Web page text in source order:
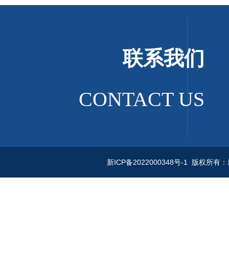
联系我们
CONTACT US
新ICP备2022000348号-1 版权所有